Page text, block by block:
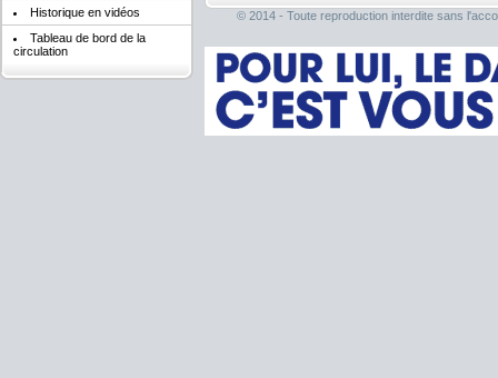
Historique en vidéos
Tableau de bord de la
circulation
© 2014 - Toute reproduction interdite sans